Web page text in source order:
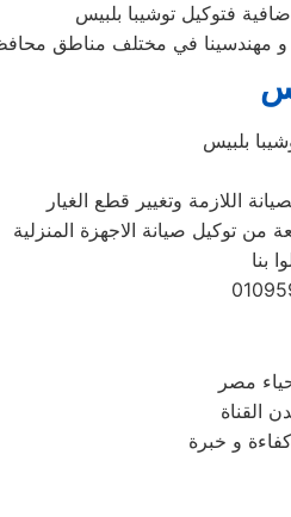
فتوكيل توشيبا بلبيس
بلبيس
اللازمة وتغيير قطع الغيار
من توكيل صيانة الاجهزة المنزلية
بنا
مصر
القناة